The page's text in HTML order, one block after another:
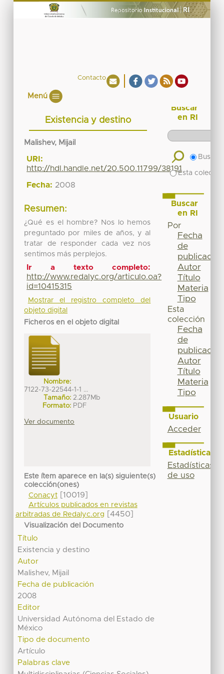
Contacto
Menú
Existencia y destino
Malishev, Mijail
URI:
http://hdl.handle.net/20.500.11799/38191
Fecha: 2008
Resumen:
¿Qué es el hombre? Nos lo hemos
preguntado por miles de años, y al
tratar de responder cada vez nos
sentimos más perplejos.
Ir a texto completo:
http://www.redalyc.org/articulo.oa?
id=10415315
Mostrar el registro completo del
objeto digital
Ficheros en el objeto digital
Nombre:
7122-73-22544-1-1 ...
Tamaño: 2.287Mb
Formato: PDF
Ver documento
Este ítem aparece en la(s) siguiente(s)
colección(ones)
Conacyt[10019]
Artículos publicados en revistas
arbitradas de Redalyc.org
[4450]
Visualización del Documento
Título
Existencia y destino
Autor
Malishev, Mijail
Fecha de publicación
2008
Editor
Universidad Autónoma del Estado de
México
Tipo de documento
Artículo
Palabras clave
Buscar
en RI
Buscar
Esta
Buscar
en RI
Por
Fecha
de
publicación
Autor
Título
Materia
Tipo
Esta
colección
Fecha
de
publicación
Autor
Título
Materia
Tipo
Usuario
Acceder
Estadísticas
Estadísticas
de uso